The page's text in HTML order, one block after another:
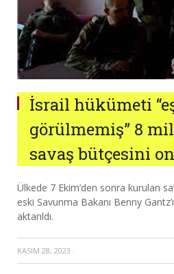
İsrail hükümeti
görülmemiş” 8
savaş bütçesini
Ülkede 7 Ekim’den sonra kurulan
eski Savunma Bakanı Benny
aktarıldı.
KASIM 28, 2023 ·